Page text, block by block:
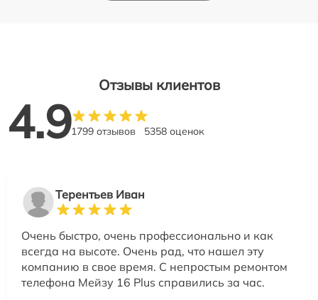
Отзывы клиентов
4.91799 отзывов 5358 оценок
Терентьев Иван
Очень быстро, очень профессионально и как
всегда на высоте. Очень рад, что нашел эту
компанию в свое время. С непростым ремонтом
телефона Мейзу 16 Plus справились за час.